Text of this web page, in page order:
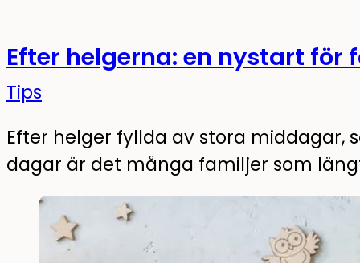
Efter helgerna: en nystart
Tips
Efter helger fyllda av stora middagar,
dagar är det många familjer som